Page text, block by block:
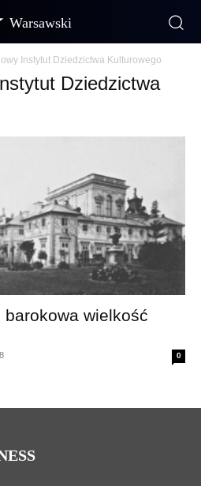
Warsawski
Instytut Dziedzictwa Kulturowego
Dziedzictwa
barokowa wielkość
0